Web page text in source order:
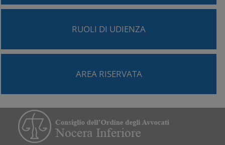
RUOLI DI UDIENZA
AREA RISERVATA